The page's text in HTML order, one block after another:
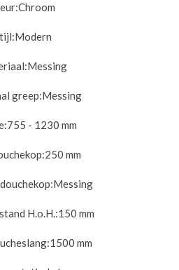
Chroom
Modern
Messing
greep:Messing
755 - 1230 mm
250 mm
Messing
H.o.H.:150 mm
1500 mm